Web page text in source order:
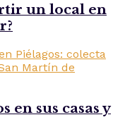
un local en
en sus casas y